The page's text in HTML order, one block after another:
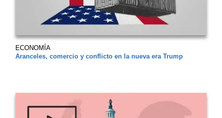
ECONOMÍA
Aranceles, comercio y conflicto en la nueva era Trump